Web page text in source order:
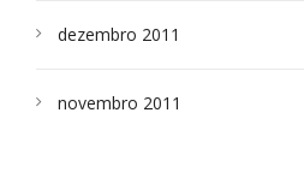
dezembro 2011
novembro 2011